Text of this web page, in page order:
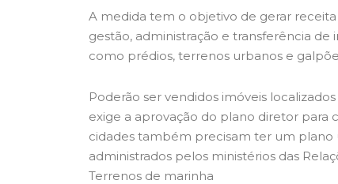
A medida tem o objetivo de gerar
gestão, administração e transferência de
como prédios, terrenos urbanos e
Poderão ser vendidos imóveis
exige a aprovação do plano diretor para
cidades também precisam ter um plano
administrados pelos ministérios das
Terrenos de marinha